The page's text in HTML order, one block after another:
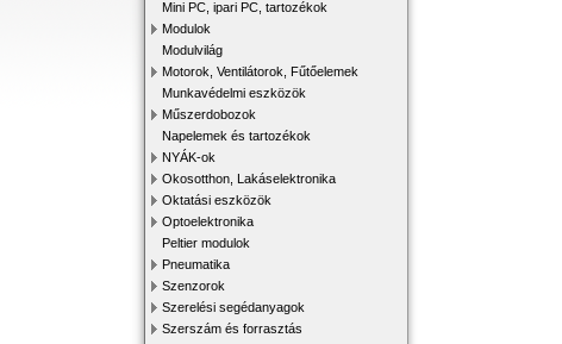
Mini PC, ipari PC, tartozékok
Modulok
Modulvilág
Motorok, Ventilátorok, Fűtőelemek
Munkavédelmi eszközök
Műszerdobozok
Napelemek és tartozékok
NYÁK-ok
Okosotthon, Lakáselektronika
Oktatási eszközök
Optoelektronika
Peltier modulok
Pneumatika
Szenzorok
Szerelési segédanyagok
Szerszám és forrasztás